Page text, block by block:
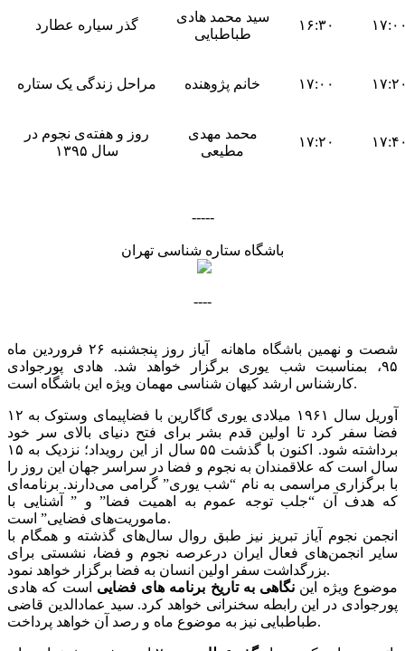
گذر سیاره عطارد
سید محمد هادی
طباطبایی
۱۶:۳۰
مراحل زندگی یک ستاره خانم پژوهنده ۱۷:۰۰
روز و هفته‌ی نجوم در
سال ۱۳۹۵
محمد مهدی
مطیعی
۱۷:۲۰
-----
باشگاه ستاره شناسی تهران
----
شصت و نهمین باشگاه ماهانه آیاز روز پنجشنبه ۲۶ فروردین ماه
۹۵، بمناسبت شب یوری برگزار خواهد شد. هادی پورجوادی
کارشناس ارشد کیهان شناسی مهمان ویژه این باشگاه است.
۱۲ آوریل سال ۱۹۶۱ میلادی یوری گاگارین با فضاپیمای وستوک به
فضا سفر کرد تا اولین قدم بشر برای فتح دنیای بالای سر خود
برداشته شود. اکنون با گذشت ۵۵ سال از این رویداد؛ نزدیک به ۱۵
سال است که علاقمندان به نجوم و فضا در سراسر جهان این روز را
با برگزاری مراسمی به نام “شب یوری” گرامی می‌دارند. برنامه‌ای
که هدف آن “جلب توجه عموم به اهمیت فضا” و ” آشنایی با
ماموریت‌های فضایی” است.
انجمن نجوم آیاز تبریز نیز طبق روال سال‌های گذشته و همگام با
سایر انجمن‌های فعال ایران درعرصه نجوم و فضا، نشستی برای
بزرگداشت سفر اولین انسان به فضا برگزار خواهد نمود.
موضوع ویژه این نگاهی به تاریخ برنامه های فضایی
است که هادی
پورجوادی در این رابطه سخنرانی خواهد کرد. سید عمادالدین قاضی
طباطبایی نیز به موضوع ماه و رصد آن خواهد پرداخت.